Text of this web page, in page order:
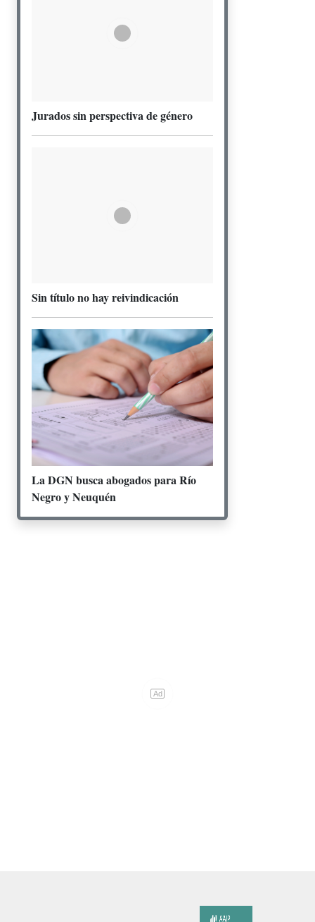
Jurados sin perspectiva de género
Sin título no hay reivindicación
La DGN busca abogados para Río
Negro y Neuquén